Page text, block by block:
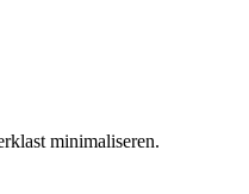
minimaliseren.